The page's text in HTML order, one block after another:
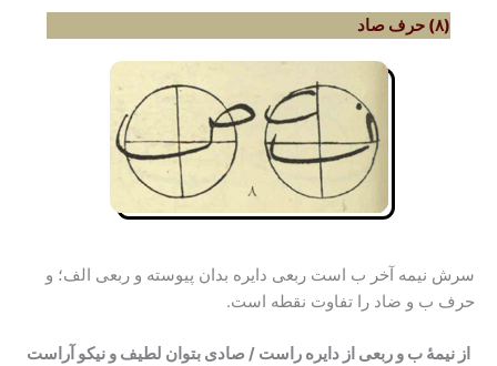
(۸) حرف صاد
سرش نیمه آخر ب است ربعی دایره بدان پیوسته و ربعی الف؛ و
حرف ب و ضاد را تفاوت نقطه است.
از نیمۀ ب و ربعی از دایره راست / صادی بتوان لطیف و نیکو آراست